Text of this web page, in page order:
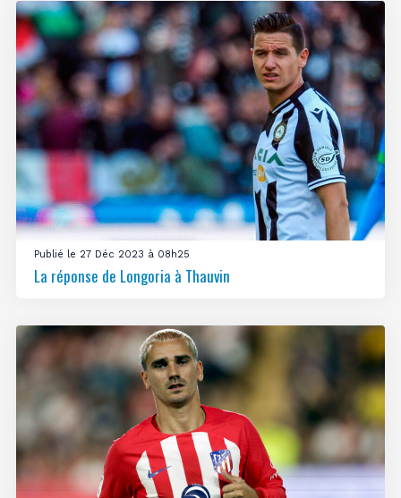
Publié le 27 Déc 2023 à 08h25
La réponse de Longoria à Thauvin